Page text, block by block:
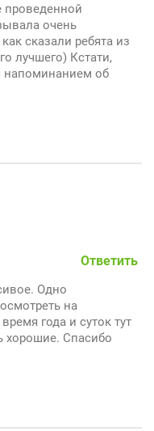
проведенной
очень
сказали ребята из
лучшего) Кстати,
напоминанием об
Ответить
Одно
на
года и суток тут
хорошие. Спасибо